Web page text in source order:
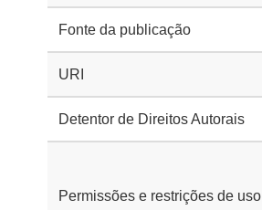
Fonte da publicação
URI
Detentor de Direitos Autorais
Permissões e restrições de uso